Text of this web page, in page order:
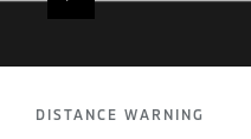
DISTANCE WARNING